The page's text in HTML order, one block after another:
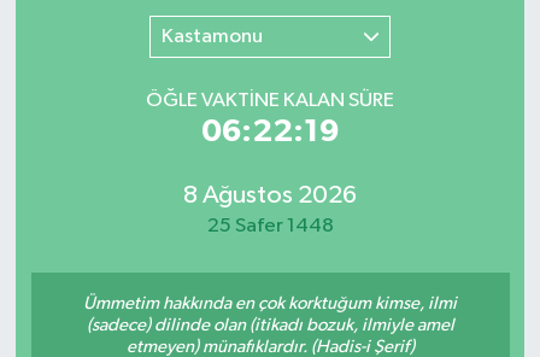
Kastamonu
ÖĞLE VAKTİNE KALAN SÜRE
06:22:19
8 Ağustos 2026
25 Safer 1448
Ümmetim hakkında en çok korktuğum kimse, ilmi
(sadece) dilinde olan (itikadı bozuk, ilmiyle amel
etmeyen) münafıklardır. (Hadis-i Şerif)
Son Dakika Haberleri